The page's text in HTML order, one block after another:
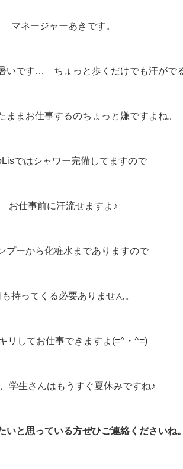
マネージャーあきです。
いです… ちょっと歩くだけでも汗がでる
ままお仕事するのちょっと嫌ですよね。
ではシャワー完備してますので
お仕事前に汗流せますよ♪
プーから化粧水までありますので
持ってくる必要ありません。
リしてお仕事できますよ(=^・^=)
学生さんはもうすぐ夏休みですね♪
いと思っている方ぜひご連絡くださいね。